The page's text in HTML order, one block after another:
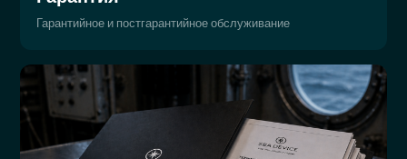
Гарантийное и постгарантийное обслуживание